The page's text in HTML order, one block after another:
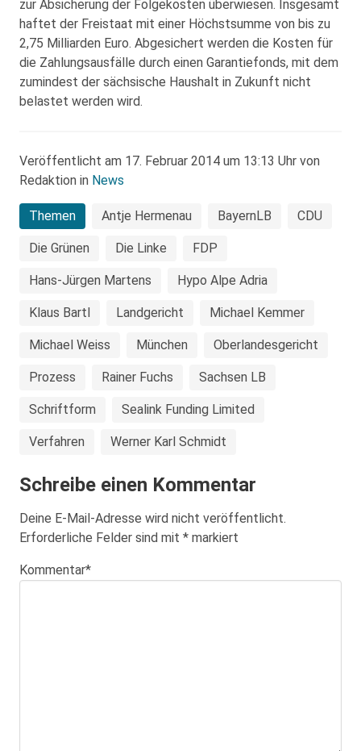
zur Absicherung der Folgekosten überwiesen. Insgesamt
haftet der Freistaat mit einer Höchstsumme von bis zu
2,75 Milliarden Euro. Abgesichert werden die Kosten für
die Zahlungsausfälle durch einen Garantiefonds, mit dem
zumindest der sächsische Haushalt in Zukunft nicht
belastet werden wird.
Veröffentlicht am 17. Februar 2014 um 13:13 Uhr von
Redaktion in News
Themen Antje Hermenau BayernLB CDU
Die Grünen Die Linke FDP
Hans-Jürgen Martens Hypo Alpe Adria
Klaus Bartl Landgericht Michael Kemmer
Michael Weiss München Oberlandesgericht
Prozess Rainer Fuchs Sachsen LB
Schriftform Sealink Funding Limited
Verfahren Werner Karl Schmidt
Schreibe einen Kommentar
Deine E-Mail-Adresse wird nicht veröffentlicht.
Erforderliche Felder sind mit * markiert
Kommentar*